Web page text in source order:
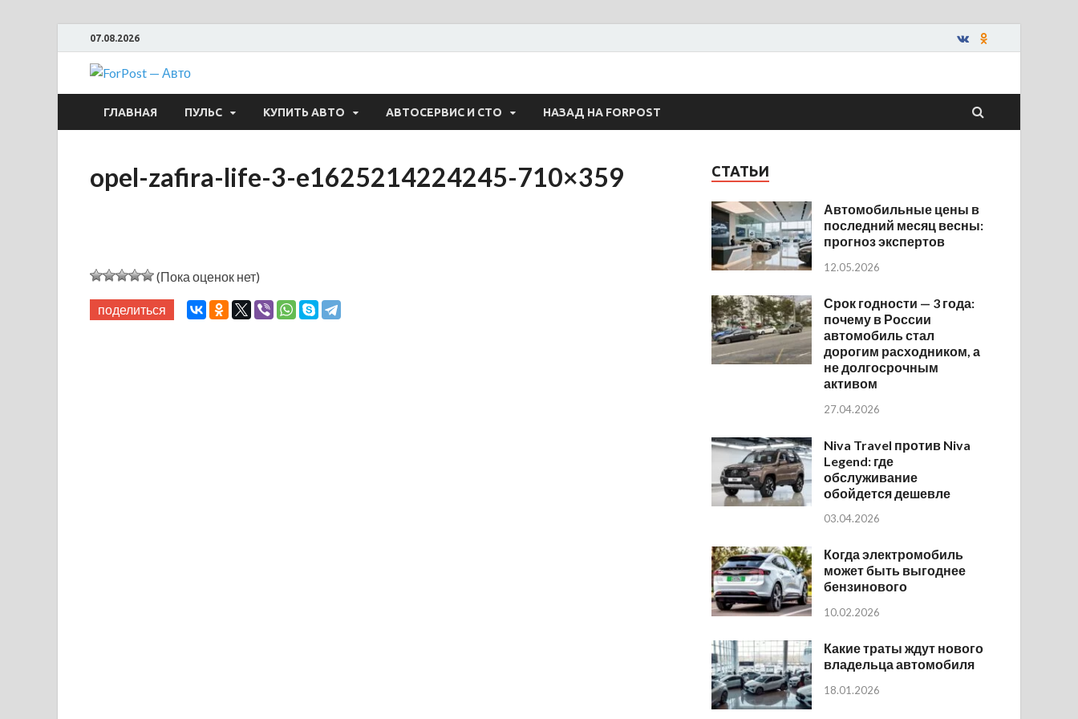
07.08.2026
ForPost — Авто
ГЛАВНАЯ ПУЛЬС КУПИТЬ АВТО АВТОСЕРВИС И СТО НАЗАД НА FORPOST
opel-zafira-life-3-e1625214224245-710×359
(Пока оценок нет)
поделиться
СТАТЬИ
Автомобильные цены в
последний месяц весны:
прогноз экспертов
12.05.2026
Срок годности — 3 года:
почему в России
автомобиль стал
дорогим расходником, а
не долгосрочным
активом
27.04.2026
Niva Travel против Niva
Legend: где
обслуживание
обойдется дешевле
03.04.2026
Когда электромобиль
может быть выгоднее
бензинового
10.02.2026
Какие траты ждут нового
владельца автомобиля
18.01.2026